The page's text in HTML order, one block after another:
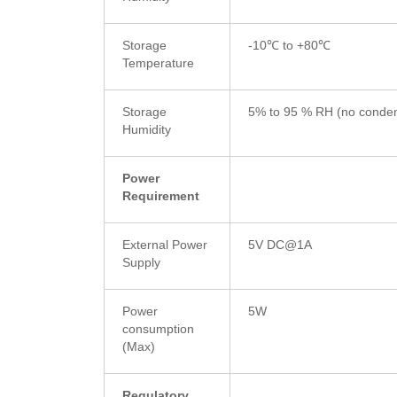
Storage
Temperature
-10℃ to +80℃
Storage
Humidity
5% to 95 % RH (no
Power
Requirement
External Power
Supply
5V DC@1A
Power
consumption
(Max)
5W